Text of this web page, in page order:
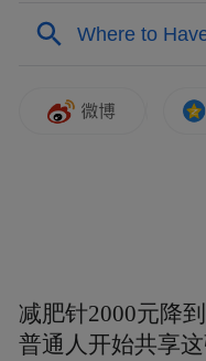
失范行为的界定
正反结合：榜样
减肥针2000元降到
普通人开始共享